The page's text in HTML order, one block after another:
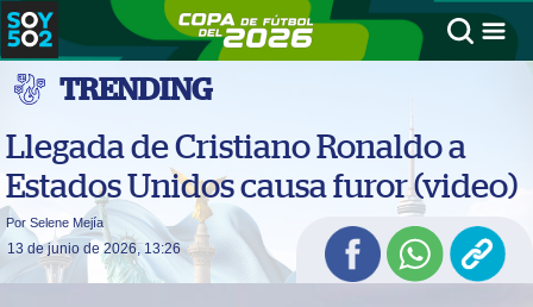
TRENDING
Llegada de Cristiano Ronaldo a
Estados Unidos causa furor (video)
Por Selene Mejía
13 de junio de 2026, 13:26